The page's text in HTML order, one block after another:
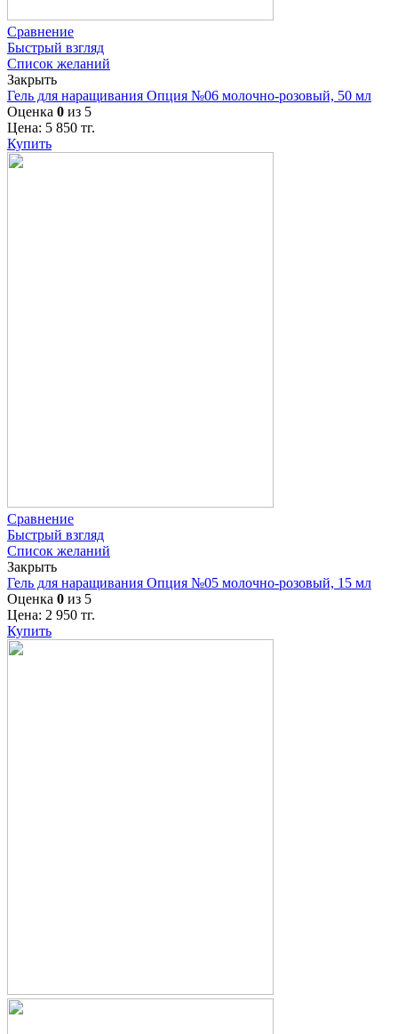
Сравнение
Быстрый взгляд
Список желаний
Закрыть
Гель для наращивания Опция №06 молочно-розовый, 50 мл
Оценка 0 из 5
Цена: 5 850 тг.
Купить
Сравнение
Быстрый взгляд
Список желаний
Закрыть
Гель для наращивания Опция №05 молочно-розовый, 15 мл
Оценка 0 из 5
Цена: 2 950 тг.
Купить